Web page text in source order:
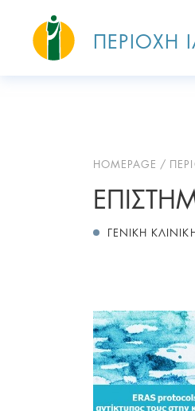
ΠΕΡΙΟΧΗ
HOMEPAGE
ΓΕΝΙΚΗ